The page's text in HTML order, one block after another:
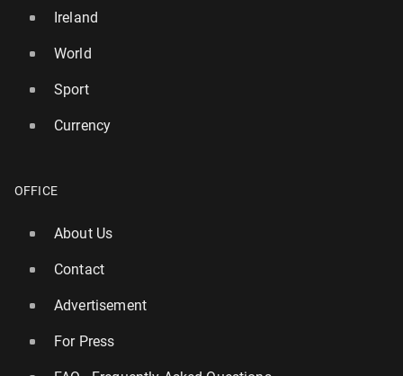
Ireland
World
Sport
Currency
OFFICE
About Us
Contact
Advertisement
For Press